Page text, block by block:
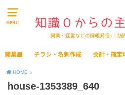
MENU
開業・経営などの情報発信♪｜訪
開業届 チラシ・名刺作成 会計・確定
HOME
house-1353389_640